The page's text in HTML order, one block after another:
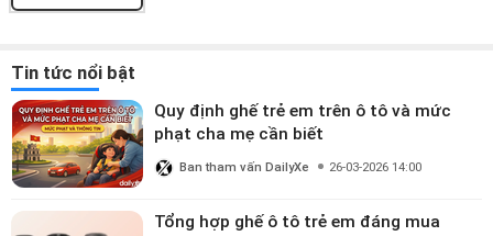
Tin tức nổi bật
Quy định ghế trẻ em trên ô tô và mức
phạt cha mẹ cần biết
Ban tham vấn DailyXe 26-03-2026 14:00
Tổng hợp ghế ô tô trẻ em đáng mua